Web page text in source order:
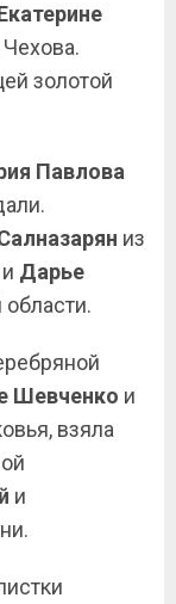
золотой
Павлова
из
Дарье
Шевченко и
взяла
и